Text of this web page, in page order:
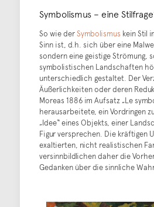
Symbolismus – eine
So wie derSymbolismus kein Stil
Sinn ist, d.h. sich über eine
sondern eine geistige Strömung,
symbolistischen Landschaften
unterschiedlich gestaltet. Der
Äußerlichkeiten oder deren
Moreas 1886 im Aufsatz „Le
herausarbeitete, ein Vordringen
„Idee“ eines Objekts, einer
Figur versprechen. Die kräftigen
exaltierten, nicht realistischen
versinnbildlichen daher die
Gedanken über die sinnliche